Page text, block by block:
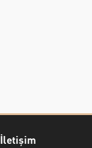
İletişim